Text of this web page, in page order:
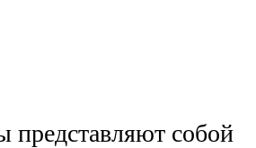
собой